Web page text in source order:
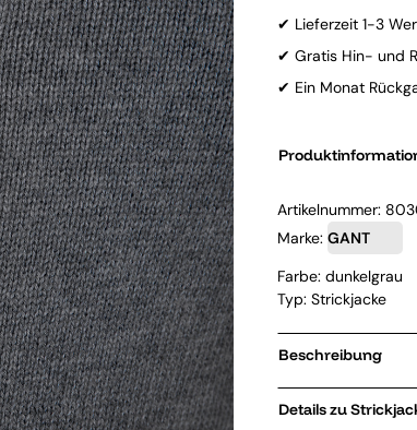
✔ Lieferzeit 1-3
✔ Gratis Hin- und
✔ Ein Monat
Artikelnummer:
Marke: GANT
Farbe: dunkelgrau
Typ: Strickjacke
Beschreibung